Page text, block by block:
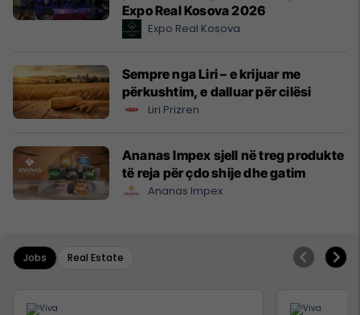
Expo Real Kosova 2026
Expo Real Kosova
Sempre nga Liri – e krijuar me
përkushtim, e dalluar për cilësi
Liri Prizren
Ananas Impex sjell në treg produkte
të reja për çdo shije dhe gatim
Ananas Impex
Jobs Real Estate